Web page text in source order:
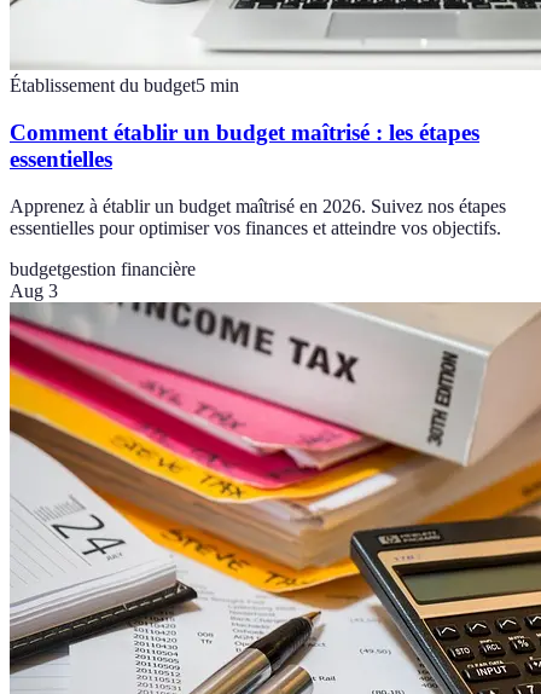
Établissement du budget5 min
Comment établir un budget maîtrisé : les étapes
essentielles
Apprenez à établir un budget maîtrisé en 2026. Suivez nos étapes
essentielles pour optimiser vos finances et atteindre vos objectifs.
budgetgestion financière
Aug 3